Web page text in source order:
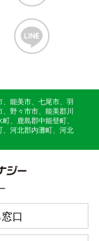
能美市、七尾市、羽
野々市市、能美郡川
、鹿島郡中能登町、
、河北郡内灘町、河北
口